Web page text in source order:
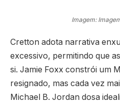
Imagem:
Cretton adota narrativa
excessivo, permitindo que
si. Jamie Foxx constrói um
resignado, mas cada vez
Michael B. Jordan dosa